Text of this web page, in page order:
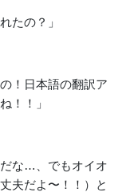
たの？」
！日本語の翻訳ア
！！」
だな…、でもオイオ
夫だよ〜！！）と